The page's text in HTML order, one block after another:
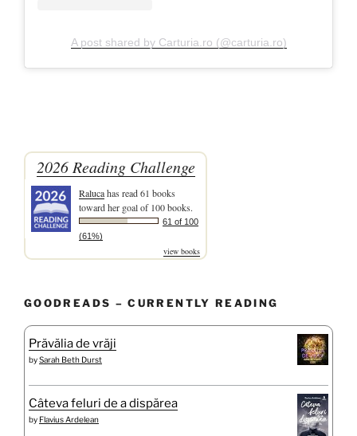
A post shared by Carturia.ro (@carturia.ro)
2026 Reading Challenge
Ralucahas read 61 books
toward her goal of 100 books.
61 of 100
(61%)
view books
GOODREADS – CURRENTLY READING
Prăvălia de vrăji
bySarah Beth Durst
Câteva feluri de a dispărea
by Flavius Ardelean